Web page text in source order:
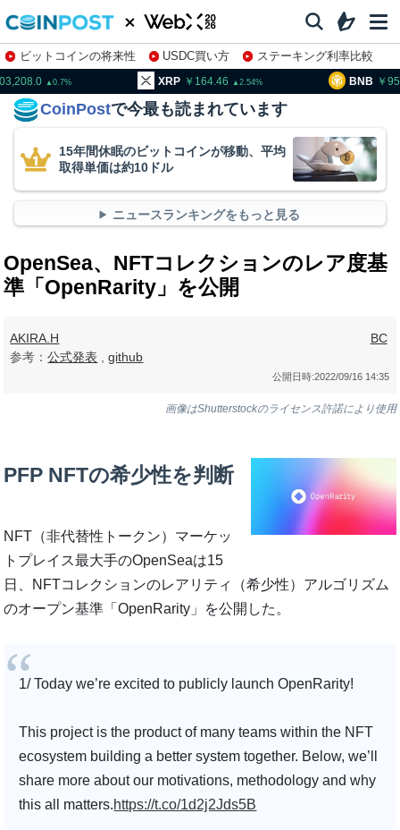
ビットコインの将来性 USDC買い方
ステーキング利率比較
株特集・関連銘柄
0.7 XRP 164.46 2.54 BNB
CoinPostで今最も読まれています
15年間休眠のビットコインが移動、平均
取得単価は約10ドル
ニュースランキングをもっと見る
OpenSea、NFTコレクションのレア度基
準「OpenRarity」を公開
AKIRA.H
参考：公式発表 ,github
BC
公開日時:2022/09/16 14:35
画像はShutterstockのライセンス許諾により使用
PFP NFTの希少性を判断
NFT（非代替性トークン）マーケッ
トプレイス最大手のOpenSeaは15
日、NFTコレクションのレアリティ（希少性）アルゴリズム
のオープン基準「OpenRarity」を公開した。
1/ Today we’re excited to publicly launch OpenRarity!
This project is the product of many teams within the NFT
ecosystem building a better system together. Below, we’ll
share more about our motivations, methodology and why
this all matters.https://t.co/1d2j2Jds5B